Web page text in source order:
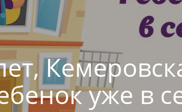
уже в